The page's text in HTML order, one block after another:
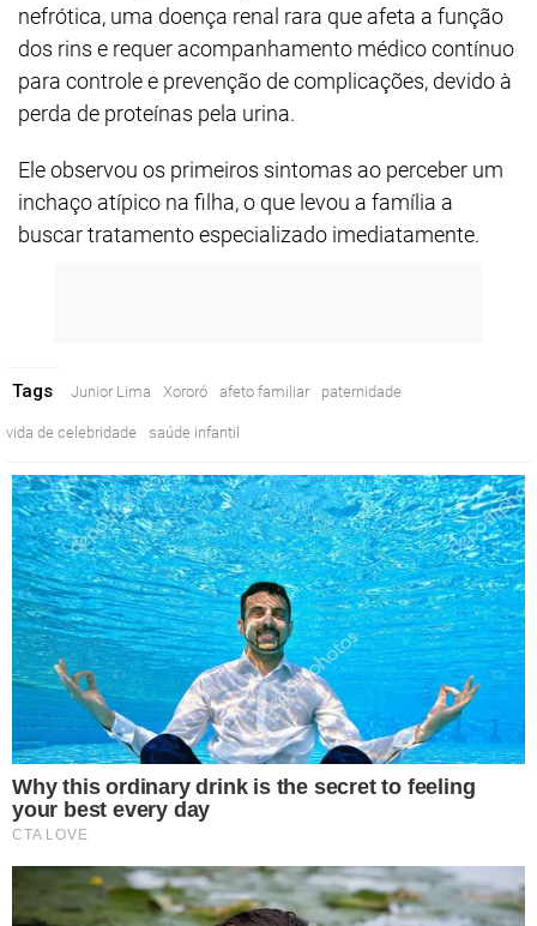
nefrótica, uma doença renal rara que afeta a função
dos rins e requer acompanhamento médico contínuo
para controle e prevenção de complicações, devido à
perda de proteínas pela urina.
Ele observou os primeiros sintomas ao perceber um
inchaço atípico na filha, o que levou a família a
buscar tratamento especializado imediatamente.
Tags Junior Lima Xororó afeto familiar paternidade
vida de celebridade saúde infantil